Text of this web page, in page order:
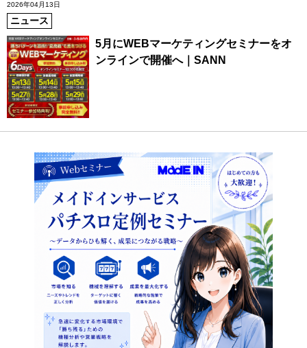
2026年04月13日
ニュース
5月にWEBマーケティングセミナーをオ
ンラインで開催へ｜SANN